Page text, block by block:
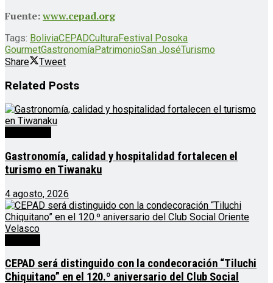
Fuente:www.cepad.org
Tags: BoliviaCEPADCulturaFestival Posoka
GourmetGastronomíaPatrimonioSan JoséTurismo
Share
Tweet
Related Posts
Gastronomía, calidad y hospitalidad fortalecen el
turismo en Tiwanaku
4 agosto, 2026
CEPAD será distinguido con la condecoración “Tiluchi
Chiquitano” en el 120.º aniversario del Club Social